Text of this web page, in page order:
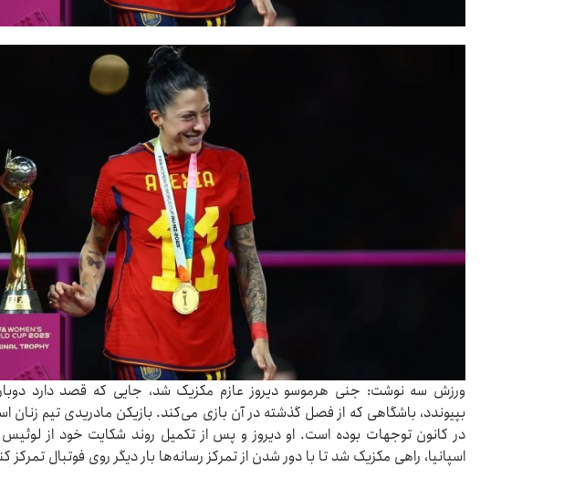
ورزش سه نوشت: جنی هرموسو دیروز عازم مکزیک شد، جایی که قصد دارد
بپیوندد، باشگاهی که از فصل گذشته در آن بازی می‌کند. بازیکن مادریدی تیم زنان
در کانون توجهات بوده است. او دیروز و پس از تکمیل روند شکایت خود از
اسپانیا، راهی مکزیک شد تا با دور شدن از تمرکز رسانه‌ها بار دیگر روی فوتبال تمرکز